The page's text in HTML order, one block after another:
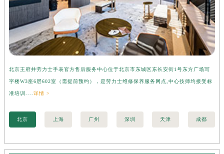
北京王府井劳力士手表官方售后服务中心位于北京市东城区东长安街1号东方广场写
字楼W3座6层602室（需提前预约），是劳力士维修保养服务网点,中心技师均接受标
准培训.... 详情 >
北京 上海 广州 深圳 天津 成都